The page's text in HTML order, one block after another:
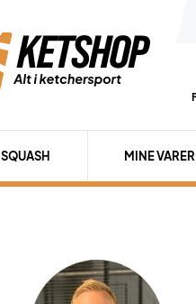
SQUASH MINE VARER